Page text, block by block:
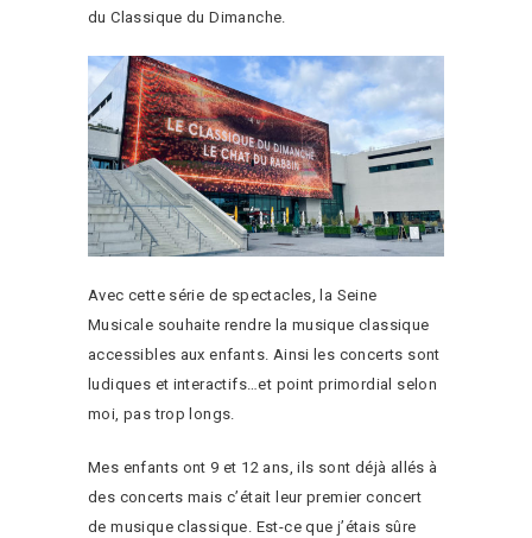
du Classique du Dimanche.
Avec cette série de spectacles, la Seine
Musicale souhaite rendre la musique classique
accessibles aux enfants. Ainsi les concerts sont
ludiques et interactifs…et point primordial selon
moi, pas trop longs.
Mes enfants ont 9 et 12 ans, ils sont déjà allés à
des concerts mais c’était leur premier concert
de musique classique. Est-ce que j’étais sûre